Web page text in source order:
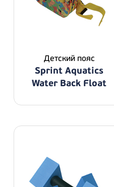
Детский пояс
Sprint Aquatics
Water Back Float